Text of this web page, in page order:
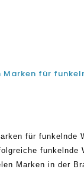
für funkelnde
funkelnde
Marken in der